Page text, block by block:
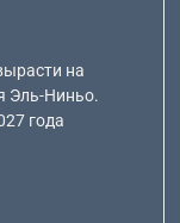
на
Эль-Ниньо.
года